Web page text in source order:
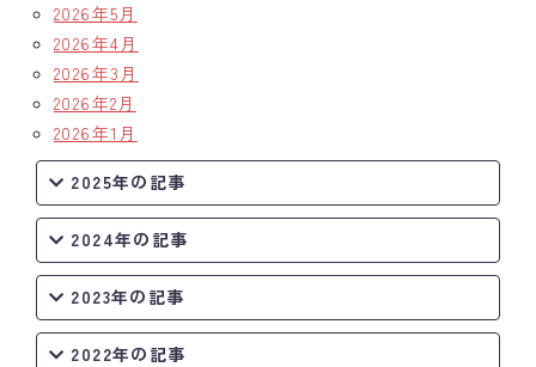
2026年5月
2026年4月
2026年3月
2026年2月
2026年1月
2025年の記事
2024年の記事
2023年の記事
2022年の記事